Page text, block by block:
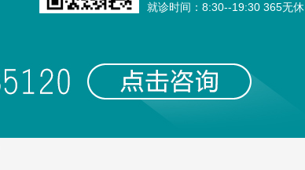
就诊时间：8:30--19:30 365无休